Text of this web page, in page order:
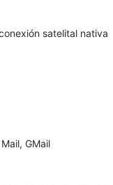
satelital nativa
GMail